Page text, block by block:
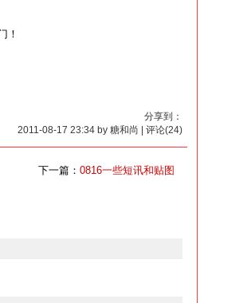
！
分享到：
2011-08-17 23:34 by 糖和尚 | 评论(24)
下一篇： 0816一些短讯和贴图